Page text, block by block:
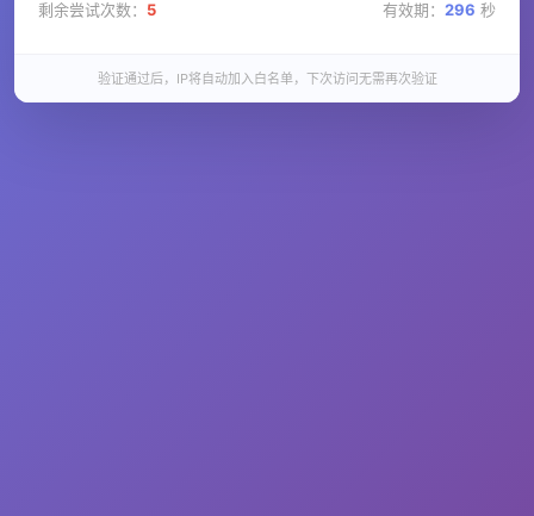
剩余尝试次数： 5 有效期： 296 秒
验证通过后，IP将自动加入白名单，下次访问无需再次验证